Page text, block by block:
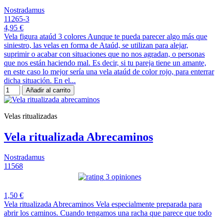
Nostradamus
11265-3
4,95 €
Vela figura ataúd 3 colores Aunque te pueda parecer algo más que
siniestro, las velas en forma de Ataúd, se utilizan para alejar,
suprimir o acabar con situaciones que no nos agradan, o personas
que nos están haciendo mal. Es decir, si tu pareja tiene un amante,
en este caso lo mejor sería una vela ataúd de color rojo, para enterrar
dicha situación. En el...
Añadir al carrito
Velas ritualizadas
Vela ritualizada Abrecaminos
Nostradamus
11568
3 opiniones
1,50 €
Vela ritualizada Abrecaminos Vela especialmente preparada para
abrir los caminos. Cuando tengamos una racha que parece que todo